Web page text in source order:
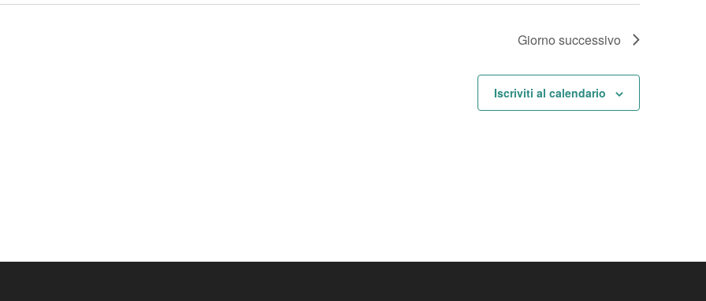
Giorno successivo
Iscriviti al calendario